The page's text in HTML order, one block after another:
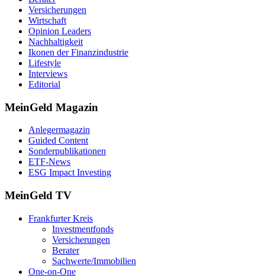
Versicherungen
Wirtschaft
Opinion Leaders
Nachhaltigkeit
Ikonen der Finanzindustrie
Lifestyle
Interviews
Editorial
MeinGeld Magazin
Anlegermagazin
Guided Content
Sonderpublikationen
ETF-News
ESG Impact Investing
MeinGeld TV
Frankfurter Kreis
Investmentfonds
Versicherungen
Berater
Sachwerte/Immobilien
One-on-One